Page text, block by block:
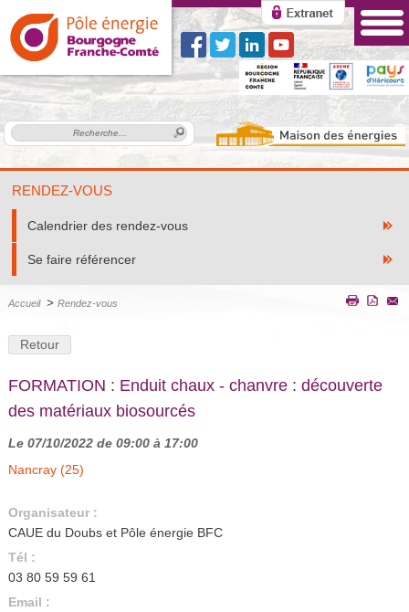
RENDEZ-VOUS
Calendrier des rendez-vous
Se faire référencer
Accueil > Rendez-vous
Retour
FORMATION : Enduit chaux - chanvre : découverte
des matériaux biosourcés
Le 07/10/2022 de 09:00 à 17:00
Nancray (25)
Organisateur :
CAUE du Doubs et Pôle énergie BFC
Tél :
03 80 59 59 61
Email :